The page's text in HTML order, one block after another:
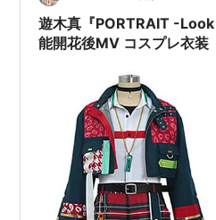
遊木真『PORTRAIT -
能開花後MV コスプレ衣装